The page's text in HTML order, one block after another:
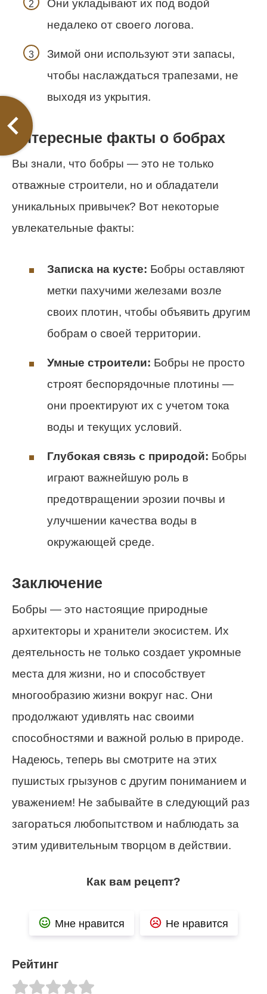
Они укладывают их под водой
недалеко от своего логова.
Зимой они используют эти запасы,
чтобы наслаждаться трапезами, не
выходя из укрытия.
Интересные факты о бобрах
Вы знали, что бобры — это не только
отважные строители, но и обладатели
уникальных привычек? Вот некоторые
увлекательные факты:
Записка на кусте: Бобры оставляют
метки пахучими железами возле
своих плотин, чтобы объявить другим
бобрам о своей территории.
Умные строители: Бобры не просто
строят беспорядочные плотины —
они проектируют их с учетом тока
воды и текущих условий.
Глубокая связь с природой: Бобры
играют важнейшую роль в
предотвращении эрозии почвы и
улучшении качества воды в
окружающей среде.
Заключение
Бобры — это настоящие природные
архитекторы и хранители экосистем. Их
деятельность не только создает укромные
места для жизни, но и способствует
многообразию жизни вокруг нас. Они
продолжают удивлять нас своими
способностями и важной ролью в природе.
Надеюсь, теперь вы смотрите на этих
пушистых грызунов с другим пониманием и
уважением! Не забывайте в следующий раз
загораться любопытством и наблюдать за
этим удивительным творцом в действии.
Как вам рецепт?
Мне нравится Не нравится
Рейтинг